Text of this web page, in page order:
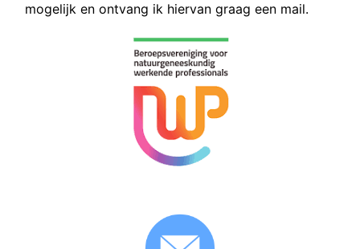
mogelijk en ontvang ik hiervan graag een mail.